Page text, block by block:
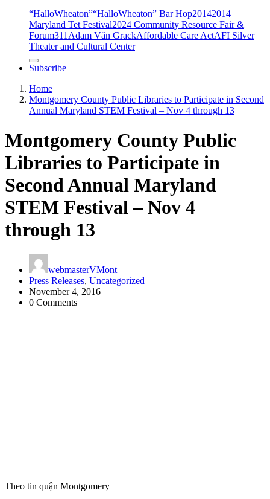
“HalloWheaton”“HalloWheaton” Bar Hop20142014
Maryland Tet Festival2024 Community Resource Fair &
Forum311Adam Văn GrackAffordable Care ActAFI Silver
Theater and Cultural Center
Subscribe
Home
Montgomery County Public Libraries to Participate in Second
Annual Maryland STEM Festival – Nov 4 through 13
Montgomery County Public
Libraries to Participate in
Second Annual Maryland
STEM Festival – Nov 4
through 13
webmasterVMont
Press Releases, Uncategorized
November 4, 2016
0 Comments
Theo tin quận Montgomery